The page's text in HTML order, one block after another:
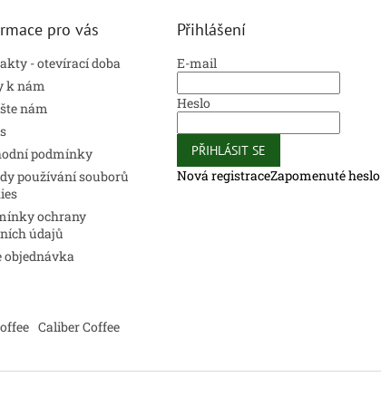
pro vás
- otevírací doba
k nám
nám
podmínky
používání souborů
ochrany
údajů
objednávka
Přihlášení
E-mail
Heslo
PŘIHLÁSIT SE
Nová registraceZapomenuté heslo
Caliber Coffee